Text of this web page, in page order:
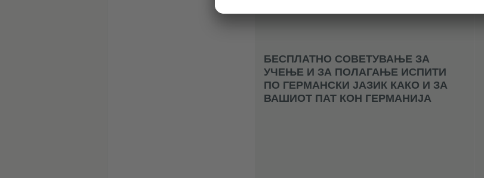
БЕСПЛАТНО СОВЕТУВАЊЕ ЗА
УЧЕЊЕ И ЗА ПОЛАГАЊЕ ИСПИТИ
ПО ГЕРМАНСКИ ЈАЗИК КАКО И ЗА
ВАШИОТ ПАТ КОН ГЕРМАНИЈА